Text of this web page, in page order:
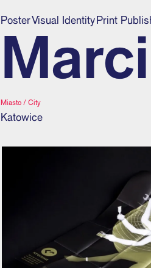
PosterVisual IdentityPrint
Miasto / City
Katowice